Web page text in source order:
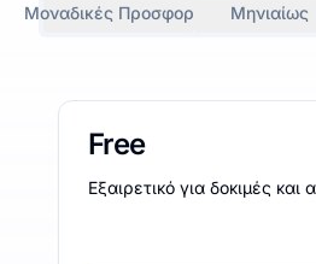
Μοναδικές Προσφορές Μηνιαίως
Free
Εξαιρετικό για δοκιμές και